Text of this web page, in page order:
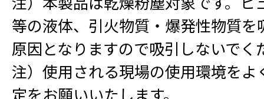
等の液体、引火物質・爆発性物質
原因となりますので吸引しないでく
注）使用される現場の使用環境を
定をお願いいたします。